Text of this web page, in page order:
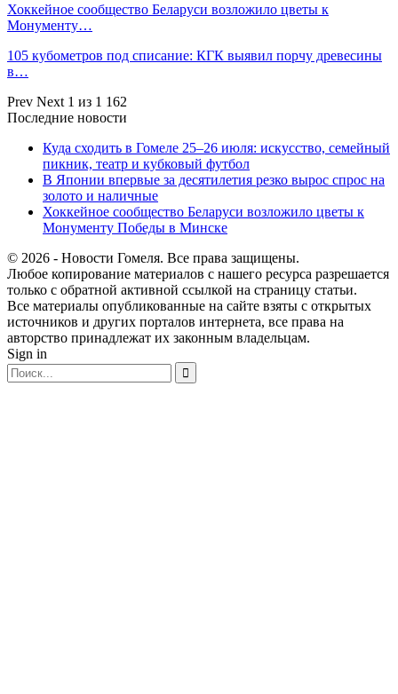
Хоккейное сообщество Беларуси возложило цветы к
Монументу…
105 кубометров под списание: КГК выявил порчу древесины
в…
Prev Next 1 из 1 162
Последние новости
Куда сходить в Гомеле 25–26 июля: искусство, семейный
пикник, театр и кубковый футбол
В Японии впервые за десятилетия резко вырос спрос на
золото и наличные
Хоккейное сообщество Беларуси возложило цветы к
Монументу Победы в Минске
© 2026 - Новости Гомеля. Все права защищены.
Любое копирование материалов с нашего ресурса разрешается
только с обратной активной ссылкой на страницу статьи.
Все материалы опубликованные на сайте взяты с открытых
источников и других порталов интернета, все права на
авторство принадлежат их законным владельцам.
Sign in